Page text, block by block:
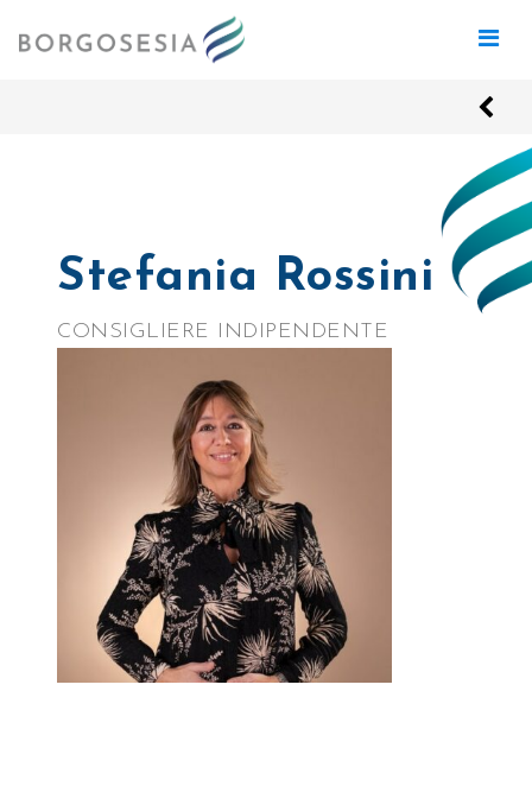
Stefania Rossini
CONSIGLIERE INDIPENDENTE